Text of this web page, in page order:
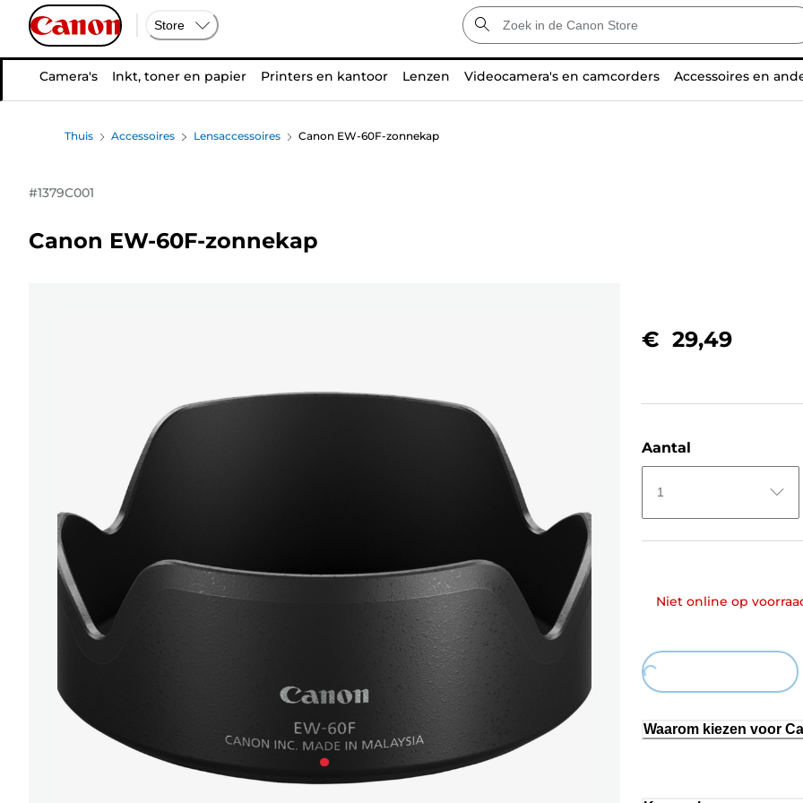
Store
Camera's Inkt, toner en papier Printers en kantoor Lenzen Videocamera's en camcorders Accessoires en
Thuis Accessoires Lensaccessoires Canon EW-60F-zonnekap
#1379C001
Canon EW-60F-zonnekap
€ 29,49
Aantal
1
Niet online op
Loading...
Waarom kiezen voor